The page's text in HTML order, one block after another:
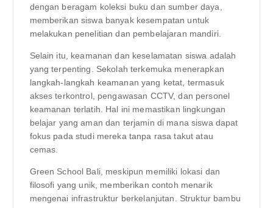
dengan beragam koleksi buku dan sumber daya,
memberikan siswa banyak kesempatan untuk
melakukan penelitian dan pembelajaran mandiri.
Selain itu, keamanan dan keselamatan siswa adalah
yang terpenting. Sekolah terkemuka menerapkan
langkah-langkah keamanan yang ketat, termasuk
akses terkontrol, pengawasan CCTV, dan personel
keamanan terlatih. Hal ini memastikan lingkungan
belajar yang aman dan terjamin di mana siswa dapat
fokus pada studi mereka tanpa rasa takut atau
cemas.
Green School Bali, meskipun memiliki lokasi dan
filosofi yang unik, memberikan contoh menarik
mengenai infrastruktur berkelanjutan. Struktur bambu